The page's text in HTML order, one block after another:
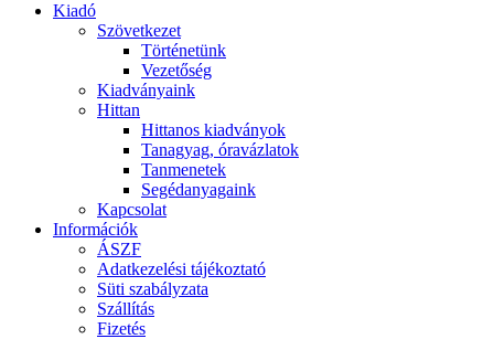
Kiadó
Szövetkezet
Történetünk
Vezetőség
Kiadványaink
Hittan
Hittanos kiadványok
Tanagyag, óravázlatok
Tanmenetek
Segédanyagaink
Kapcsolat
Információk
ÁSZF
Adatkezelési tájékoztató
Süti szabályzata
Szállítás
Fizetés